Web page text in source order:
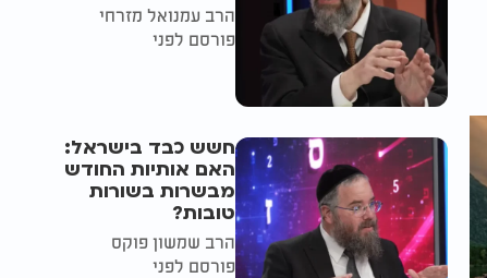
הרב עמנואל מזרחי
פורסם לפני
חשש כבד בישראל:
האם אותיות החודש
מבשרות בשורות
טובות?
הרב שמשון פוקס
פורסם לפני